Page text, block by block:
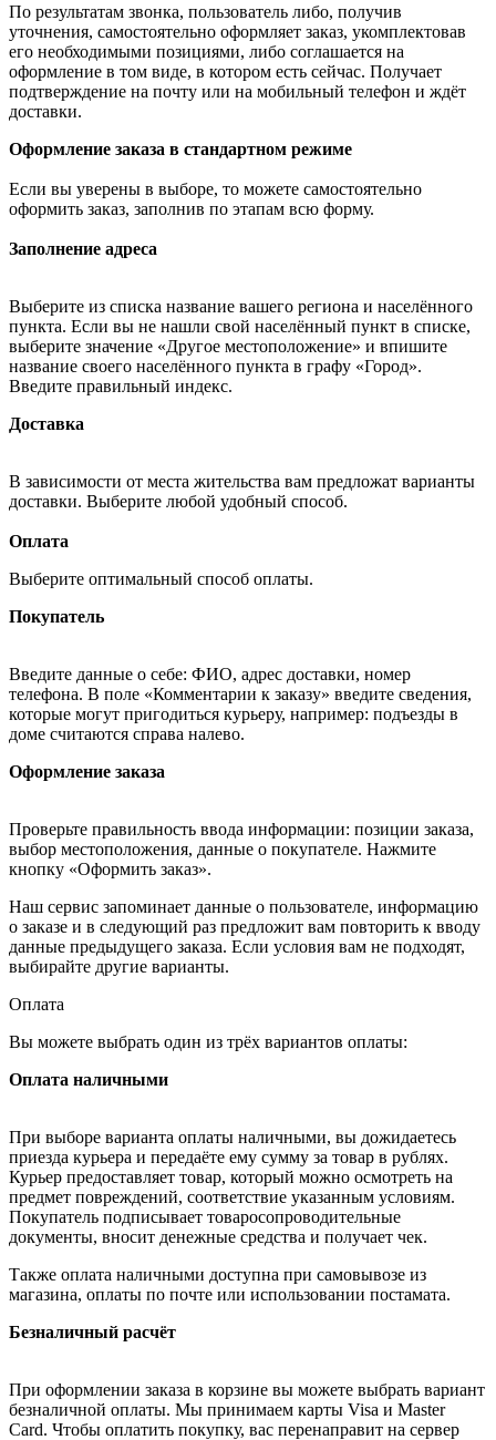
По результатам звонка, пользователь либо, получив
уточнения, самостоятельно оформляет заказ, укомплектовав
его необходимыми позициями, либо соглашается на
оформление в том виде, в котором есть сейчас. Получает
подтверждение на почту или на мобильный телефон и ждёт
доставки.
Оформление заказа в стандартном режиме
Если вы уверены в выборе, то можете самостоятельно
оформить заказ, заполнив по этапам всю форму.
Заполнение адреса
Выберите из списка название вашего региона и населённого
пункта. Если вы не нашли свой населённый пункт в списке,
выберите значение «Другое местоположение» и впишите
название своего населённого пункта в графу «Город».
Введите правильный индекс.
Доставка
В зависимости от места жительства вам предложат варианты
доставки. Выберите любой удобный способ.
Оплата
Выберите оптимальный способ оплаты.
Покупатель
Введите данные о себе: ФИО, адрес доставки, номер
телефона. В поле «Комментарии к заказу» введите сведения,
которые могут пригодиться курьеру, например: подъезды в
доме считаются справа налево.
Оформление заказа
Проверьте правильность ввода информации: позиции заказа,
выбор местоположения, данные о покупателе. Нажмите
кнопку «Оформить заказ».
Наш сервис запоминает данные о пользователе, информацию
о заказе и в следующий раз предложит вам повторить к вводу
данные предыдущего заказа. Если условия вам не подходят,
выбирайте другие варианты.
Оплата
Вы можете выбрать один из трёх вариантов оплаты:
Оплата наличными
При выборе варианта оплаты наличными, вы дожидаетесь
приезда курьера и передаёте ему сумму за товар в рублях.
Курьер предоставляет товар, который можно осмотреть на
предмет повреждений, соответствие указанным условиям.
Покупатель подписывает товаросопроводительные
документы, вносит денежные средства и получает чек.
Также оплата наличными доступна при самовывозе из
магазина, оплаты по почте или использовании постамата.
Безналичный расчёт
При оформлении заказа в корзине вы можете выбрать вариант
безналичной оплаты. Мы принимаем карты Visa и Master
Card. Чтобы оплатить покупку, вас перенаправит на сервер